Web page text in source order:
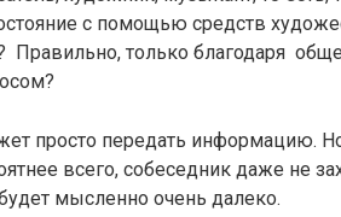
с помощью средств
только благодаря
просто передать информацию.
всего, собеседник даже не
мысленно очень далеко.